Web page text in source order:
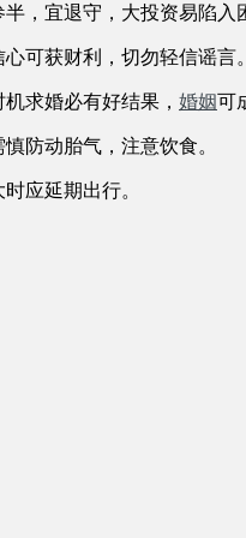
，宜退守，大投资易陷入
可获财利，切勿轻信谣言。
求婚必有好结果， 婚姻可
防动胎气，注意饮食。
应延期出行。